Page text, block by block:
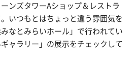
ンズタワーAショップ＆レストラ
いつもとはちょっと違う雰囲気を
なとみらいホール」で行われてい
ャラリー」の展示をチェックして